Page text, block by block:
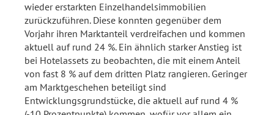
wieder erstarkten Einzelhandelsimmobilien
zurückzuführen. Diese konnten gegenüber dem
Vorjahr ihren Marktanteil verdreifachen und kommen
aktuell auf rund 24 %. Ein ähnlich starker Anstieg ist
bei Hotelassets zu beobachten, die mit einem Anteil
von fast 8 % auf dem dritten Platz rangieren. Geringer
am Marktgeschehen beteiligt sind
Entwicklungsgrundstücke, die aktuell auf rund 4 %